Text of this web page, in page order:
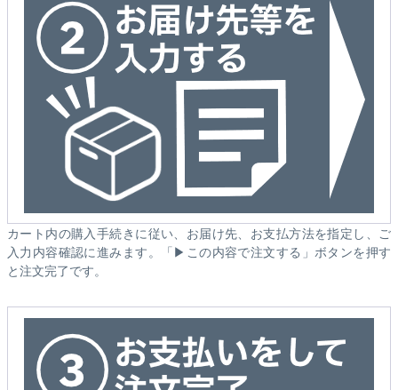
カート内の購入手続きに従い、お届け先、お支払方法を指定し、ご
入力内容確認に進みます。「▶この内容で注文する」ボタンを押す
と注文完了です。